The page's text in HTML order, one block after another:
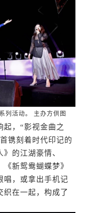
列活动。 主办方供图
，“影视金曲之
镌刻着时代印记的
的江湖豪情、
《新鸳鸯蝴蝶梦》
，或拿出手机记
织在一起，构成了